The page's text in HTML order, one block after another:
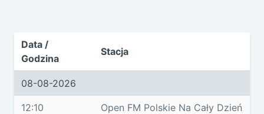
Data /
Godzina
Stacja
08-08-2026
12:10 Open FM Polskie Na Cały Dzień